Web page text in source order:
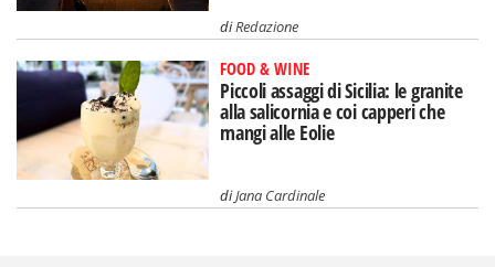
diRedazione
FOOD & WINE
Piccoli assaggi di Sicilia: le granite
alla salicornia e coi capperi che
mangi alle Eolie
diJana Cardinale